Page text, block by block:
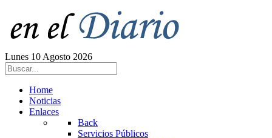
Lunes 10 Agosto 2026
Home
Noticias
Enlaces
Back
Servicios Públicos